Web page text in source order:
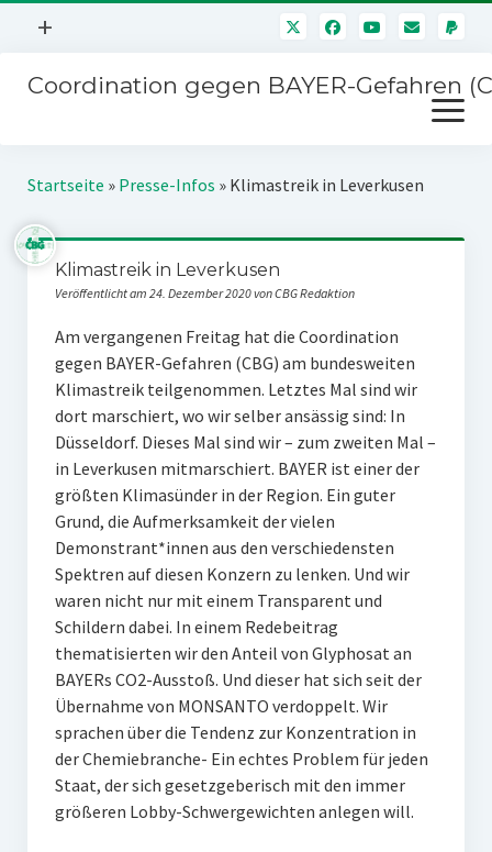
Menü
+
Mitmachen
Kontakt
Impressum
Störfälle
Coordination gegen BAYER-Gefahren
Menü
öffnen
Kampagnen
BAYER-Hauptversammlungen
Stichwort BAYER
SPENDEN
Startseite » Presse-Infos » Klimastreik in Leverkusen
Klimastreik in Leverkusen
Veröffentlicht am 24. Dezember 2020 von CBG Redaktion
Am vergangenen Freitag hat die Coordination
gegen BAYER-Gefahren (CBG) am bundesweiten
Klimastreik teilgenommen. Letztes Mal sind wir
dort marschiert, wo wir selber ansässig sind: In
Düsseldorf. Dieses Mal sind wir – zum zweiten Mal –
in Leverkusen mitmarschiert. BAYER ist einer der
größten Klimasünder in der Region. Ein guter
Grund, die Aufmerksamkeit der vielen
Demonstrant*innen aus den verschiedensten
Spektren auf diesen Konzern zu lenken. Und wir
waren nicht nur mit einem Transparent und
Schildern dabei. In einem Redebeitrag
thematisierten wir den Anteil von Glyphosat an
BAYERs CO2-Ausstoß. Und dieser hat sich seit der
Übernahme von MONSANTO verdoppelt. Wir
sprachen über die Tendenz zur Konzentration in
der Chemiebranche- Ein echtes Problem für jeden
Staat, der sich gesetzgeberisch mit den immer
größeren Lobby-Schwergewichten anlegen will.